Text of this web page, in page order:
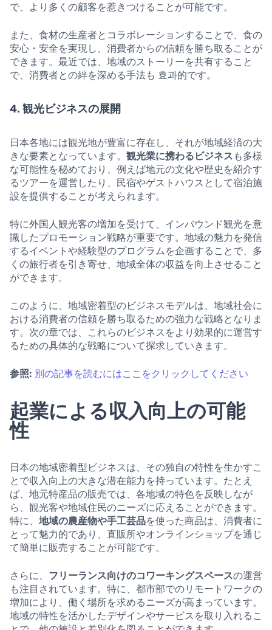
で、より多くの顧客を惹きつけることが可能です。
また、食材の生産者とコラボレーションすることで、食の
安心・安全を実現し、消費者からの信頼を勝ち取ることが
できます。最近では、地域のストーリーを共有すること
で、消費者との絆を深める手法も 효과的です。
4. 観光ビジネスの展開
日本各地には観光地が豊富に存在し、それが地域経済の大
きな要素となっています。 観光業に携わるビジネス も多様
な可能性を秘めており、例えば地元の文化や歴史を紹介す
るツアーを運営したり、民宿やゲストハウスとして宿泊施
設を提供することが考えられます。
特に外国人観光客の増加を受けて、インバウンド観光を意
識したプロモーション戦略が重要です。地域の魅力を発信
するイベントや経験型のプログラムを企画することで、多
くの旅行者を引き寄せ、地域全体の収益を向上させること
ができます。
このように、地域密着型のビジネスモデルは、地域社会に
おける消費者の信頼を勝ち取るための強力な戦略となりま
す。次の章では、これらのビジネスをより効果的に運営す
るための具体的な戦略について探求していきます。
参照: 別の記事を読むにはここをクリックしてください
起業による収入向上の可能
性
日本の地域密着型ビジネスは、その独自の特性を生かすこ
とで収入向上の大きな潜在能力を持っています。たとえ
ば、地元特産品の販売では、各地域の特色を反映しなが
ら、観光客や地域住民のニーズに応えることができます。
特に、 地域の農産物や手工芸品を使った商品は、消費者に
とって魅力的であり、直販所やオンラインショップを通じ
て簡単に販売することが可能です。
さらに、 フリーランス向けのコワーキングスペースの運営
も注目されています。特に、都市部でのリモートワークの
増加により、働く場所を求めるニーズが高まっています。
地域の特性を活かしたデザインやサービスを取り入れるこ